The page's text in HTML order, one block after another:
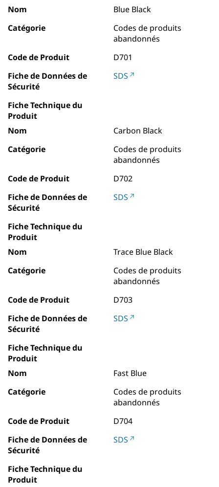
Nom
Blue Black
Catégorie
Codes de produits
abandonnés
Code de Produit
D701
Fiche de Données de
Sécurité
SDS
Fiche Technique du
Produit
Nom
Carbon Black
Catégorie
Codes de produits
abandonnés
Code de Produit
D702
Fiche de Données de
Sécurité
SDS
Fiche Technique du
Produit
Nom
Trace Blue Black
Catégorie
Codes de produits
abandonnés
Code de Produit
D703
Fiche de Données de
Sécurité
SDS
Fiche Technique du
Produit
Nom
Fast Blue
Catégorie
Codes de produits
abandonnés
Code de Produit
D704
Fiche de Données de
Sécurité
SDS
Fiche Technique du
Produit